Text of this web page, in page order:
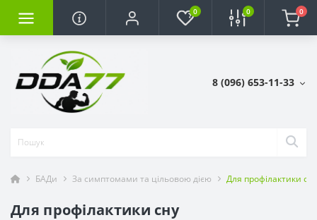
0 0 0
8 (096) 653-11-33
БАДи За симптомами та цільовою дією Для профілактики сну
Для профілактики сну